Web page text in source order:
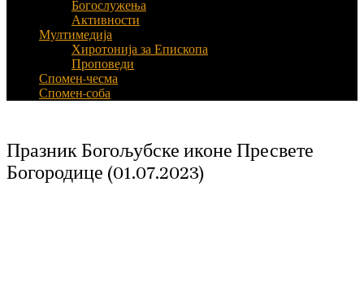
Богослужења
Активности
Мултимедија
Хиротонија за Епископа
Проповеди
Спомен-чесма
Спомен-соба
Празник Богољубске иконе Пресвете
Богородице (01.07.2023)